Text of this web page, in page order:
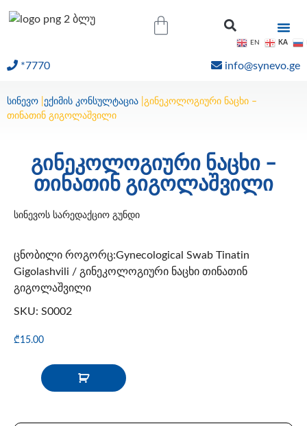
*7770 info@synevo.ge
სინევო ექიმის კონსულტაცია გინეკოლოგიური ნაცხი –
თინათინ გიგოლაშვილი
გინეკოლოგიური ნაცხი –
თინათინ გიგოლაშვილი
სინევოს სარედაქციო გუნდი
ცნობილი როგორც:Gynecological Swab Tinatin
Gigolashvili / გინეკოლოგიური ნაცხი თინათინ
გიგოლაშვილი
SKU: S0002
₾15.00
EN KA